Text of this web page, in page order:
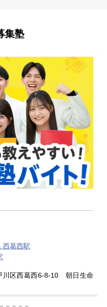
集塾
西葛西駅
川区西葛西6-8-10 朝日生命